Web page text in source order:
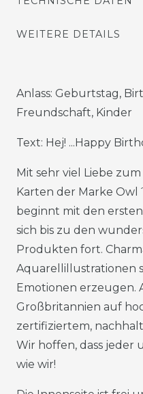
WEITERE DETAILS
Anlass: Geburtstag,
Freundschaft, Kinder
Text: Hej! ...Happy
Mit sehr viel Liebe
Karten der Marke
beginnt mit den
sich bis zu den
Produkten fort.
Aquarellillustrationen
Emotionen erzeugen.
Großbritannien auf
zertifiziertem,
Wir hoffen, dass jeder
wie wir!